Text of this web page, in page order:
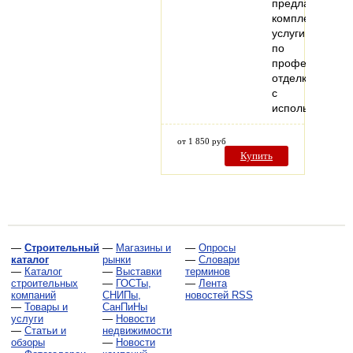
предлагаем
комплексные
услуги
по
отделке
с
от 1 850 руб
Купить
— Строительный
каталог
— Каталог
строительных
компаний
— Товары и
услуги
— Статьи и
обзоры
— Магазины и
рынки
— Выставки
— ГОСТы,
СНИПы,
СанПиНы
— Новости
недвижимости
— Новости
— Опросы
— Словари
терминов
— Лента
новостей RSS